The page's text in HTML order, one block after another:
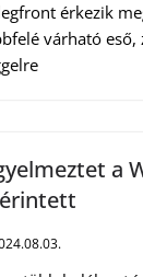
érkezik
várható eső,
a